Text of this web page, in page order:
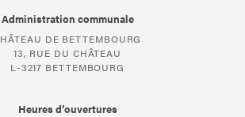
Administration communale
DE BETTEMBOURG
13, RUE DU CHÂTEAU
L-3217 BETTEMBOURG
Heures d’ouvertures